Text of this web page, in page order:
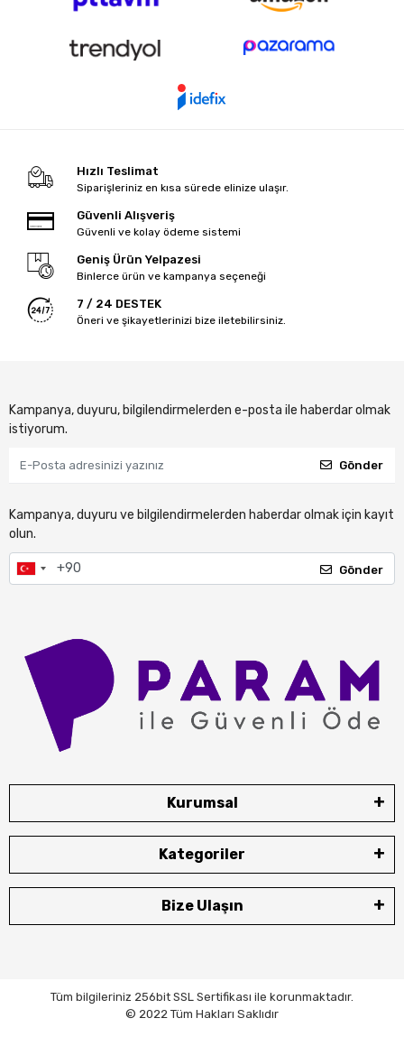
Hızlı Teslimat
Siparişleriniz en kısa sürede elinize ulaşır.
Güvenli Alışveriş
Güvenli ve kolay ödeme sistemi
Geniş Ürün Yelpazesi
Binlerce ürün ve kampanya seçeneği
7 / 24 DESTEK
Öneri ve şikayetlerinizi bize iletebilirsiniz.
Kampanya, duyuru, bilgilendirmelerden e-posta ile haberdar olmak
istiyorum.
Gönder
Kampanya, duyuru ve bilgilendirmelerden haberdar olmak için kayıt
olun.
Gönder
Kurumsal
Kategoriler
Bize Ulaşın
Tüm bilgileriniz 256bit SSL Sertifikası ile korunmaktadır.
© 2022 Tüm Hakları Saklıdır